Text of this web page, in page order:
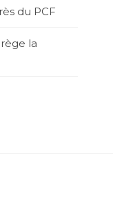
du PCF
la